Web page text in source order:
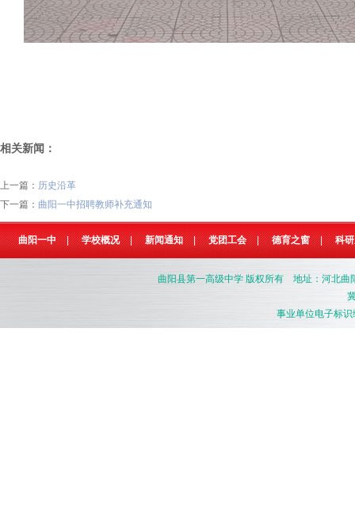
相关新闻：
上一篇： 历史沿革
下一篇： 曲阳一中招聘教师补充通知
曲阳一中 | 学校概况 | 新闻通知 | 党团工会 | 德育之窗 | 科
曲阳县第一高级中学 版权所有 地址：河北曲
事业单位电子标识